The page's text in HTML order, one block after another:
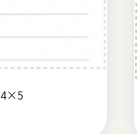
α200